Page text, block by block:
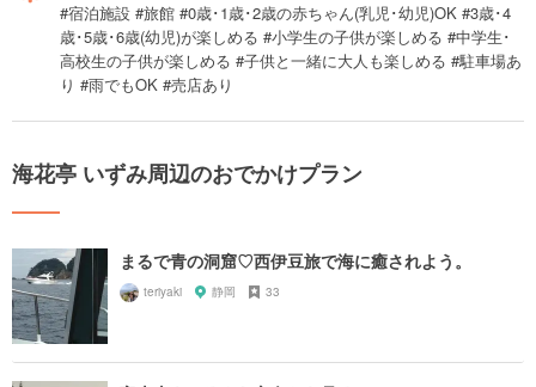
#宿泊施設 #旅館 #0歳･1歳･2歳の赤ちゃん(乳児･幼児)OK #3歳･4
歳･5歳･6歳(幼児)が楽しめる #小学生の子供が楽しめる #中学生･
高校生の子供が楽しめる #子供と一緒に大人も楽しめる #駐車場あ
り #雨でもOK #売店あり
海花亭 いずみ周辺のおでかけプラン
まるで青の洞窟♡西伊豆旅で海に癒されよう。
teriyaki 静岡 33